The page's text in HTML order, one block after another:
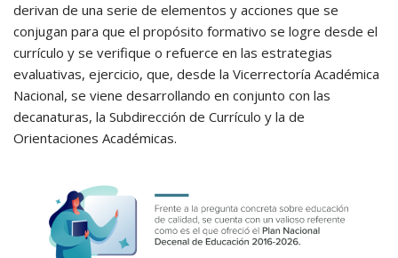
derivan de una serie de elementos y acciones que se
conjugan para que el propósito formativo se logre desde el
currículo y se verifique o refuerce en las estrategias
evaluativas, ejercicio, que, desde la Vicerrectoría Académica
Nacional, se viene desarrollando en conjunto con las
decanaturas, la Subdirección de Currículo y la de
Orientaciones Académicas.